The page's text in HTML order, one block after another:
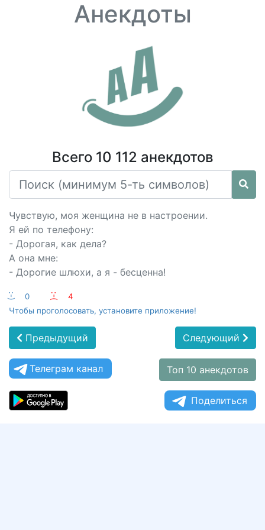
Анекдоты
Всего 10 112 анекдотов
Чувствую, моя женщина не в настроении.
Я ей по телефону:
- Дорогая, как дела?
А она мне:
- Дорогие шлюхи, а я - бесценна!
:-) 0 :-(
4
Чтобы проголосовать, установите приложение!
Предыдущий Следующий
Телеграм канал Топ 10 анекдотов
Поделиться